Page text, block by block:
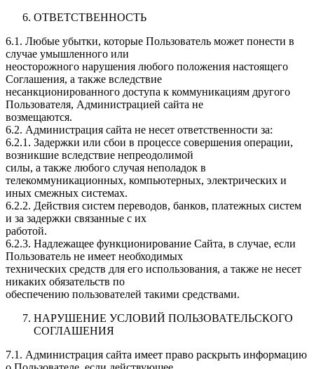
ОТВЕТСТВЕННОСТЬ
6.1. Любые убытки, которые Пользователь может понести в
случае умышленного или
неосторожного нарушения любого положения настоящего
Соглашения, а также вследствие
несанкционированного доступа к коммуникациям другого
Пользователя, Администрацией сайта не
возмещаются.
6.2. Администрация сайта не несет ответственности за:
6.2.1. Задержки или сбои в процессе совершения операции,
возникшие вследствие непреодолимой
силы, а также любого случая неполадок в
телекоммуникационных, компьютерных, электрических и
иных смежных системах.
6.2.2. Действия систем переводов, банков, платежных систем
и за задержки связанные с их
работой.
6.2.3. Надлежащее функционирование Сайта, в случае, если
Пользователь не имеет необходимых
технических средств для его использования, а также не несет
никаких обязательств по
обеспечению пользователей такими средствами.
НАРУШЕНИЕ УСЛОВИЙ ПОЛЬЗОВАТЕЛЬСКОГО
СОГЛАШЕНИЯ
7.1. Администрация сайта имеет право раскрыть информацию